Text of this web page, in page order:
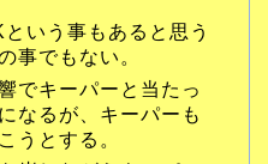
いう事もあると思う
事でもない。
でキーパーと当たっ
なるが、キーパーも
うとする。